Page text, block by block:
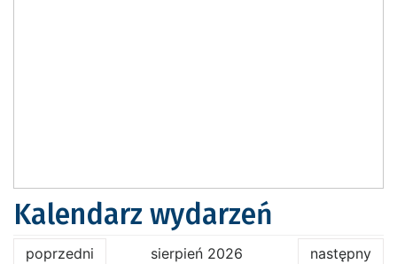
Kalendarz wydarzeń
poprzedni sierpień 2026 następny